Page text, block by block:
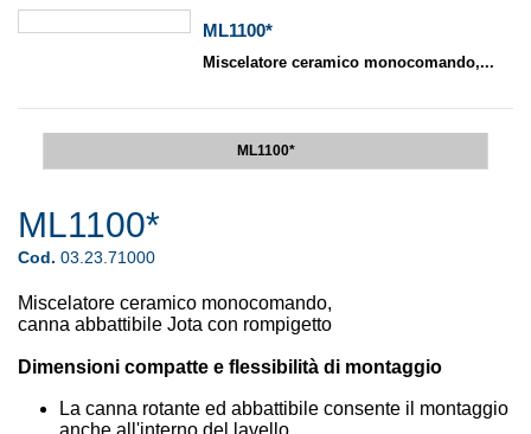
ML1100*
Miscelatore ceramico monocomando,...
ML1100*
ML1100*
Cod. 03.23.71000
Miscelatore ceramico monocomando,
canna abbattibile Jota con rompigetto
Dimensioni compatte e flessibilità di montaggio
La canna rotante ed abbattibile consente il montaggio
anche all'interno del lavello.